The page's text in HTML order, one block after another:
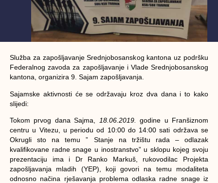
Služba za zapošljavanje Srednjobosanskog kantona uz podršku
Federalnog zavoda za zapošljavanje i Vlade Srednjobosanskog
kantona, organizira 9. Sajam zapošljavanja.
Sajamske aktivnosti će se održavaju kroz dva dana i to kako
slijedi:
Tokom prvog dana Sajma, 18.06.2019.
godine u Franšiznom
centru u Vitezu, u periodu od 10:00 do 14:00 sati održava se
Okrugli sto na temu ” Stanje na tržištu rada – odlazak
kvalifikovane radne snage u inostranstvo” u sklopu kojeg svoju
prezentaciju ima i Dr Ranko Markuš, rukovodilac Projekta
zapošljavanja mladih (YEP), koji govori na temu modaliteta
odnosno načina rješavanja problema odlaska radne snage iz